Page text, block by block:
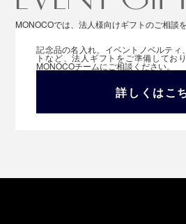
MONOCOでは、法人様向けギフトのご相談
記念品の名入れ、イベントノベルティ
トなど、法人ギフトをご準備してお
MONOCOチームにご相談ください。
詳しくはこ